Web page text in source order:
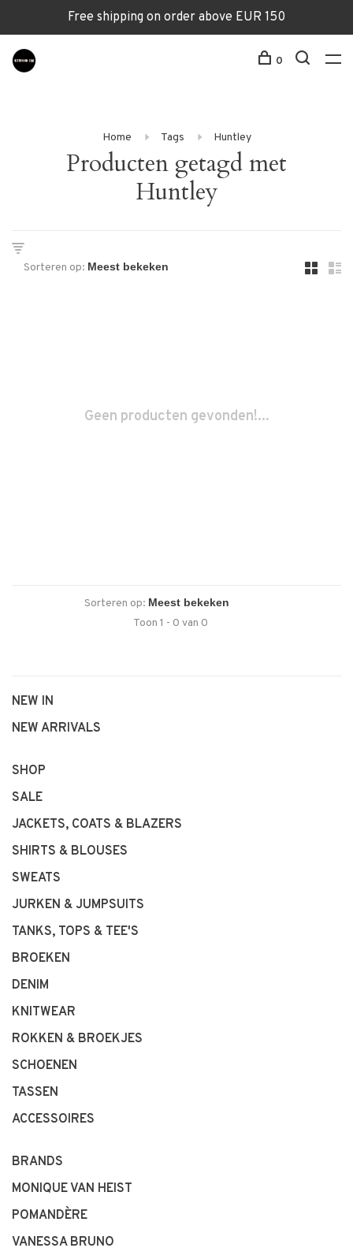
Free shipping on order above EUR 150
0
Home Tags Huntley
Producten getagd met
Huntley
Sorteren op:
Geen producten gevonden!...
Sorteren op:
Toon 1 - 0 van 0
NEW IN
NEW ARRIVALS
SHOP
SALE
JACKETS, COATS & BLAZERS
SHIRTS & BLOUSES
SWEATS
JURKEN & JUMPSUITS
TANKS, TOPS & TEE'S
BROEKEN
DENIM
KNITWEAR
ROKKEN & BROEKJES
SCHOENEN
TASSEN
ACCESSOIRES
BRANDS
MONIQUE VAN HEIST
POMANDÈRE
VANESSA BRUNO